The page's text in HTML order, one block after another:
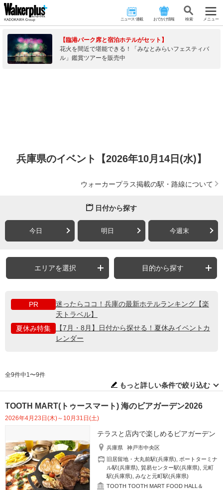
ニュース･連載 おでかけ情報 検 索 メニュー
【臨港パーク席と宿泊ホテルがセット】
花火を間近で堪能できる！「みなとみらいフェスティバ
ル」鑑賞ツアーを販売中
兵庫県のイベント【2026年10月14日(水)】
ウォーカープラス掲載の駅・路線について
日付から探す
今日 明日 今週末
エリアを選択 目的から探す
PR
迷ったらココ！兵庫の最新ホテルランキング【楽
天トラベル】
夏休み特集
【7月・8月】日付から探せる！夏休みイベントカ
レンダー
全9件中1〜9件
もっと詳しい条件で絞り込む
TOOTH MART(トゥースマート) 海のビアガーデン2026
2026年4月23日(木)～10月31日(土)
テラスと店内で楽しめるビアガーデン
兵庫県
神戸市中央区
旧居留地・大丸前駅(兵庫県)
ポートターミナ
ル駅(兵庫県)
貿易センター駅(兵庫県) ,元町
駅(兵庫県) ,みなと元町駅(兵庫県)
TOOTH TOOTH MART FOOD HALL＆